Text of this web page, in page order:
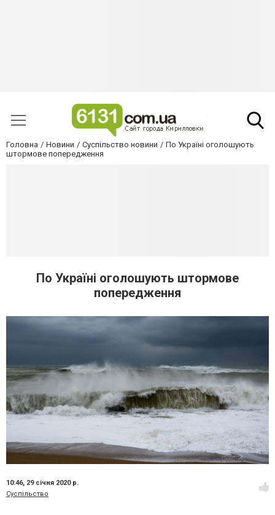
Головна Новини Суспільство новини
По Україні оголошують
штормове попередження
По Україні оголошують штормове
попередження
10:46, 29 січня 2020 р.
Суспільство